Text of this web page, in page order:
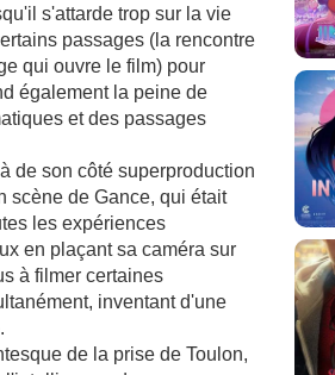
s'attarde trop sur la vie
passages (la rencontre
qui ouvre le film) pour
également la peine de
et des passages
de son côté superproduction
scène de Gance, qui était
les expériences
en plaçant sa caméra sur
à filmer certaines
inventant d'une
de la prise de Toulon,